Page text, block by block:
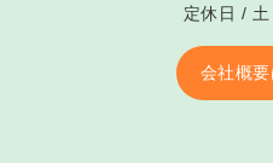
定休日 /
会社概